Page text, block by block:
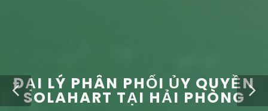
ĐẠI LÝ PHÂN PHỐI ỦY QUYỀN
SOLAHART TẠI HẢI PHÒNG